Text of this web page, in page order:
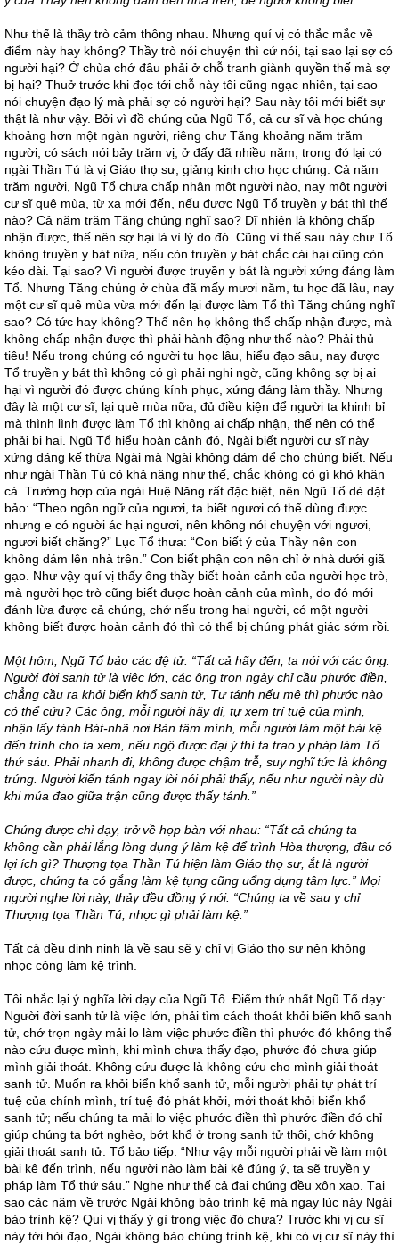
Như thế là thầy trò cảm thông nhau. Nhưng quí vị có thắc mắc về
điểm này hay không? Thầy trò nói chuyện thì cứ nói, tại sao lại sợ có
người hại? Ở chùa chớ đâu phải ở chỗ tranh giành quyền thế mà sợ
bị hại? Thuở trước khi đọc tới chỗ này tôi cũng ngạc nhiên, tại sao
nói chuyện đạo lý mà phải sợ có người hại? Sau này tôi mới biết sự
thật là như vậy. Bởi vì đồ chúng của Ngũ Tổ, cả cư sĩ và học chúng
khoảng hơn một ngàn người, riêng chư Tăng khoảng năm trăm
người, có sách nói bảy trăm vị, ở đấy đã nhiều năm, trong đó lại có
ngài Thần Tú là vị Giáo thọ sư, giảng kinh cho học chúng. Cả năm
trăm người, Ngũ Tổ chưa chấp nhận một người nào, nay một người
cư sĩ quê mùa, từ xa mới đến, nếu được Ngũ Tổ truyền y bát thì thế
nào? Cả năm trăm Tăng chúng nghĩ sao? Dĩ nhiên là không chấp
nhận được, thế nên sợ hại là vì lý do đó. Cũng vì thế sau này chư Tổ
không truyền y bát nữa, nếu còn truyền y bát chắc cái hại cũng còn
kéo dài. Tại sao? Vì người được truyền y bát là người xứng đáng làm
Tổ. Nhưng Tăng chúng ở chùa đã mấy mươi năm, tu học đã lâu, nay
một cư sĩ quê mùa vừa mới đến lại được làm Tổ thì Tăng chúng nghĩ
sao? Có tức hay không? Thế nên họ không thể chấp nhận được, mà
không chấp nhận được thì phải hành động như thế nào? Phải thủ
tiêu! Nếu trong chúng có người tu học lâu, hiểu đạo sâu, nay được
Tổ truyền y bát thì không có gì phải nghi ngờ, cũng không sợ bị ai
hại vì người đó được chúng kính phục, xứng đáng làm thầy. Nhưng
đây là một cư sĩ, lại quê mùa nữa, đủ điều kiện để người ta khinh bỉ
mà thình lình được làm Tổ thì không ai chấp nhận, thế nên có thể
phải bị hại. Ngũ Tổ hiểu hoàn cảnh đó, Ngài biết người cư sĩ này
xứng đáng kế thừa Ngài mà Ngài không dám để cho chúng biết. Nếu
như ngài Thần Tú có khả năng như thế, chắc không có gì khó khăn
cả. Trường hợp của ngài Huệ Năng rất đặc biệt, nên Ngũ Tổ dè dặt
bảo: “Theo ngôn ngữ của ngươi, ta biết ngươi có thể dùng được
nhưng e có người ác hại ngươi, nên không nói chuyện với ngươi,
ngươi biết chăng?” Lục Tổ thưa: “Con biết ý của Thầy nên con
không dám lên nhà trên.” Con biết phận con nên chỉ ở nhà dưới giã
gạo. Như vậy quí vị thấy ông thầy biết hoàn cảnh của người học trò,
mà người học trò cũng biết được hoàn cảnh của mình, do đó mới
đánh lừa được cả chúng, chớ nếu trong hai người, có một người
không biết được hoàn cảnh đó thì có thể bị chúng phát giác sớm rồi.
Một hôm, Ngũ Tổ bảo các đệ tử: “Tất cả hãy đến, ta nói với các ông:
Người đời sanh tử là việc lớn, các ông trọn ngày chỉ cầu phước điền,
chẳng cầu ra khỏi biển khổ sanh tử, Tự tánh nếu mê thì phước nào
có thể cứu? Các ông, mỗi người hãy đi, tự xem trí tuệ của mình,
nhận lấy tánh Bát-nhã nơi Bản tâm mình, mỗi người làm một bài kệ
đến trình cho ta xem, nếu ngộ được đại ý thì ta trao y pháp làm Tổ
thứ sáu. Phải nhanh đi, không được chậm trễ, suy nghĩ tức là không
trúng. Người kiến tánh ngay lời nói phải thấy, nếu như người này dù
khi múa đao giữa trận cũng được thấy tánh.”
Chúng được chỉ dạy, trở về họp bàn với nhau: “Tất cả chúng ta
không cần phải lắng lòng dụng ý làm kệ để trình Hòa thượng, đâu có
lợi ích gì? Thượng tọa Thần Tú hiện làm Giáo thọ sư, ắt là người
được, chúng ta có gắng làm kệ tụng cũng uổng dụng tâm lực.” Mọi
người nghe lời này, thảy đều đồng ý nói: “Chúng ta về sau y chỉ
Thượng tọa Thần Tú, nhọc gì phải làm kệ.”
Tất cả đều đinh ninh là về sau sẽ y chỉ vị Giáo thọ sư nên không
nhọc công làm kệ trình.
Tôi nhắc lại ý nghĩa lời dạy của Ngũ Tổ. Điểm thứ nhất Ngũ Tổ dạy:
Người đời sanh tử là việc lớn, phải tìm cách thoát khỏi biển khổ sanh
tử, chớ trọn ngày mải lo làm việc phước điền thì phước đó không thể
nào cứu được mình, khi mình chưa thấy đạo, phước đó chưa giúp
mình giải thoát. Không cứu được là không cứu cho mình giải thoát
sanh tử. Muốn ra khỏi biển khổ sanh tử, mỗi người phải tự phát trí
tuệ của chính mình, trí tuệ đó phát khởi, mới thoát khỏi biển khổ
sanh tử; nếu chúng ta mải lo việc phước điền thì phước điền đó chỉ
giúp chúng ta bớt nghèo, bớt khổ ở trong sanh tử thôi, chớ không
giải thoát sanh tử. Tổ bảo tiếp: “Như vậy mỗi người phải về làm một
bài kệ đến trình, nếu người nào làm bài kệ đúng ý, ta sẽ truyền y
pháp làm Tổ thứ sáu.” Nghe như thế cả đại chúng đều xôn xao. Tại
sao các năm về trước Ngài không bảo trình kệ mà ngay lúc này Ngài
bảo trình kệ? Quí vị thấy ý gì trong việc đó chưa? Trước khi vị cư sĩ
này tới hỏi đạo, Ngài không bảo chúng trình kệ, khi có vị cư sĩ này thì